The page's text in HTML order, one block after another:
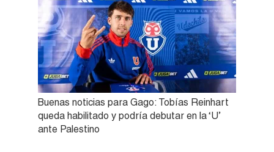
Buenas noticias para Gago: Tobías Reinhart
queda habilitado y podría debutar en la ‘U’
ante Palestino